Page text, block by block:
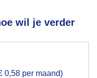
wil je verder
0,58 per maand)
voor het